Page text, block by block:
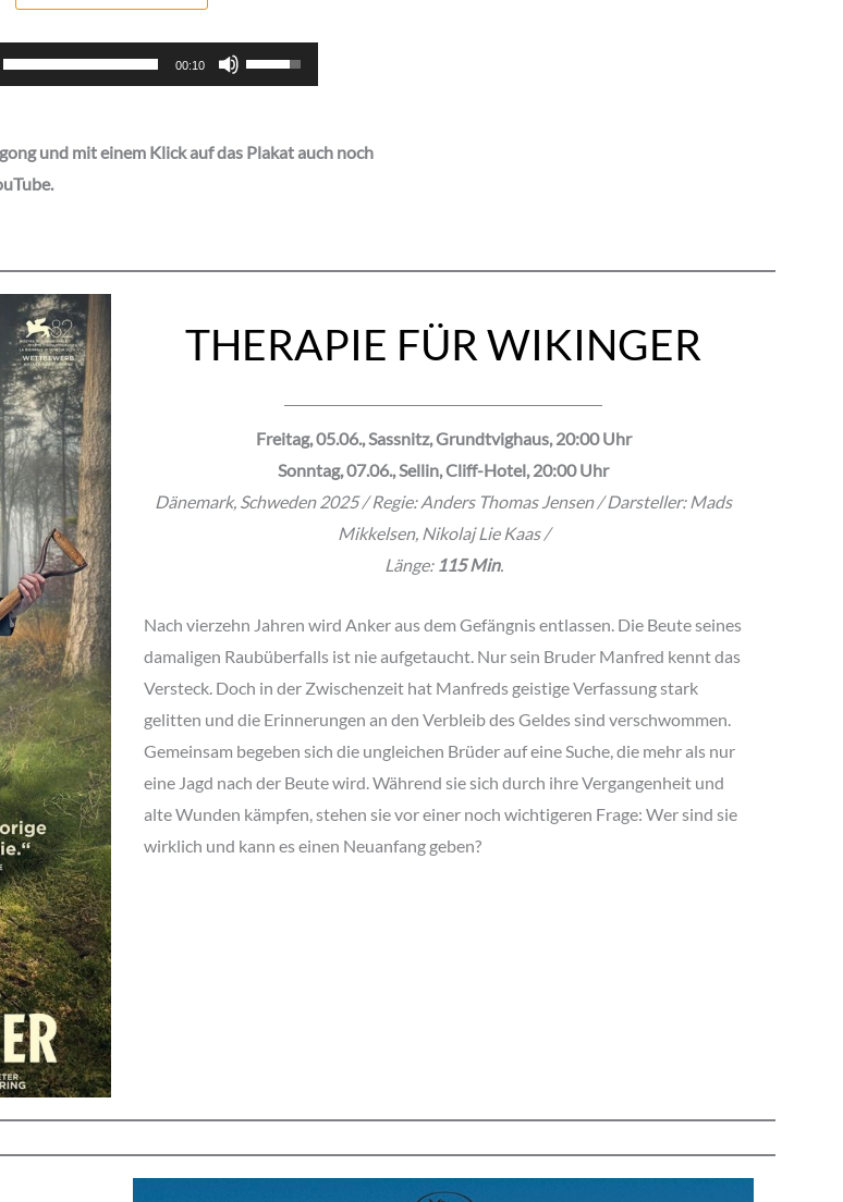
00:10
Pfeiltasten
Hoch/Runter
um
regeln.
und mit einem Klick auf das Plakat auch noch
THERAPIE FÜR WIKINGER
Freitag, 05.06., Sassnitz, Grundtvighaus, 20:00 Uhr
Sonntag, 07.06., Sellin, Cliff-Hotel, 20:00 Uhr
Dänemark, Schweden 2025 / Regie: Anders Thomas Jensen / Darsteller: Mads
Mikkelsen, Nikolaj Lie Kaas /
Länge: 115 Min.
Nach vierzehn Jahren wird Anker aus dem Gefängnis entlassen. Die Beute seines
damaligen Raubüberfalls ist nie aufgetaucht. Nur sein Bruder Manfred kennt das
Versteck. Doch in der Zwischenzeit hat Manfreds geistige Verfassung stark
gelitten und die Erinnerungen an den Verbleib des Geldes sind verschwommen.
Gemeinsam begeben sich die ungleichen Brüder auf eine Suche, die mehr als nur
eine Jagd nach der Beute wird. Während sie sich durch ihre Vergangenheit und
alte Wunden kämpfen, stehen sie vor einer noch wichtigeren Frage: Wer sind sie
wirklich und kann es einen Neuanfang geben?